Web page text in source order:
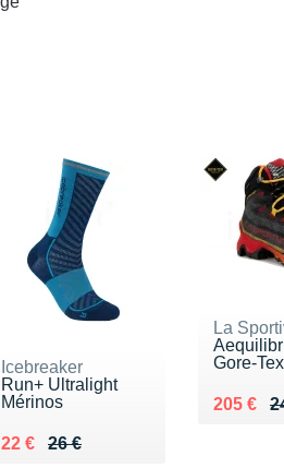
Icebreaker
Run+ Ultralight
Mérinos
26 €
Au lieu de 26 €
22 €
Vendu 22 €
La
Gore-Tex
Au lieu
205 €
Vendu